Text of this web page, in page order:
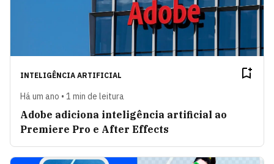
INTELIGÊNCIA ARTIFICIAL
Há um ano • 1 min de leitura
Adobe adiciona inteligência artificial ao
Premiere Pro e After Effects